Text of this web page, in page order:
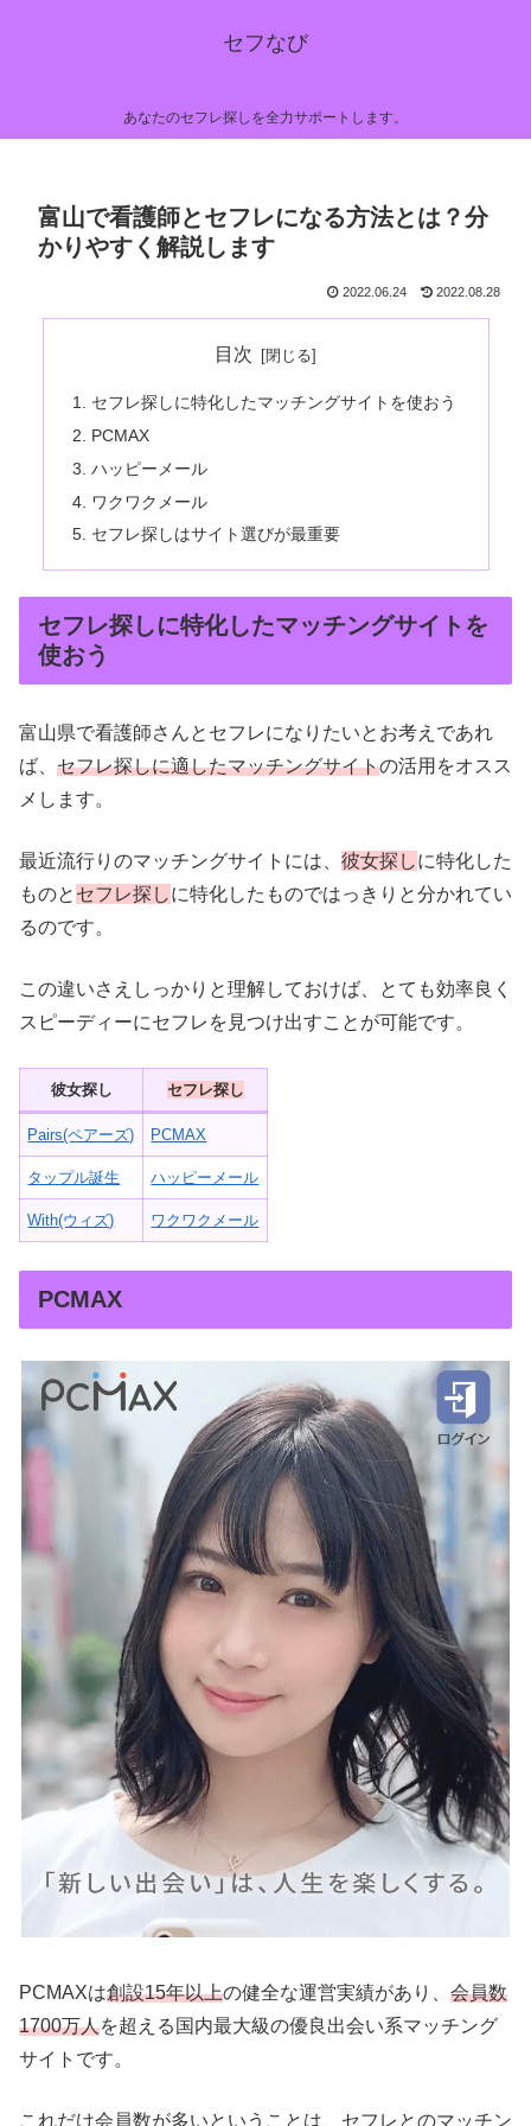
セフなび
あなたのセフレ探しを全力サポートします。
富山で看護師とセフレになる方法とは？分
かりやすく解説します
2022.06.24 2022.08.28
目次
セフレ探しに特化したマッチングサイトを使おう
PCMAX
ハッピーメール
ワクワクメール
セフレ探しはサイト選びが最重要
セフレ探しに特化したマッチングサイトを
使おう
富山県で看護師さんとセフレになりたいとお考えであれ
ば、 セフレ探しに適したマッチングサイトの活用をオスス
メします。
最近流行りのマッチングサイトには、 彼女探しに特化した
ものと セフレ探しに特化したものではっきりと分かれてい
るのです。
この違いさえしっかりと理解しておけば、とても効率良く
スピーディーにセフレを見つけ出すことが可能です。
彼女探し セフレ探し
Pairs(ペアーズ) PCMAX
タップル誕生 ハッピーメール
With(ウィズ) ワクワクメール
PCMAX
PCMAXは創設15年以上の健全な運営実績があり、 会員数
1700万人を超える国内最大級の優良出会い系マッチング
サイトです。
これだけ会員数が多いということは、セフレとのマッチン